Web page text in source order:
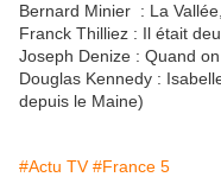
Bernard Minier : La
Franck Thilliez : Il était
Joseph Denize : Quand
Douglas Kennedy :
depuis le Maine)
#Actu TV #France 5